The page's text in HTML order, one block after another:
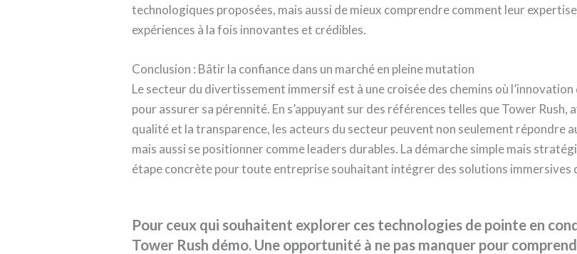
technologiques proposées, mais aussi de mieux comprendre comment leur
expériences à la fois innovantes et crédibles.
Conclusion : Bâtir la confiance dans un marché en pleine mutation
Le secteur du divertissement immersif est à une croisée des chemins où
pour assurer sa pérennité. En s’appuyant sur des références telles que Tower Rush,
qualité et la transparence, les acteurs du secteur peuvent non seulement répondre
mais aussi se positionner comme leaders durables. La démarche simple mais
étape concrète pour toute entreprise souhaitant intégrer des solutions immersives
Pour ceux qui souhaitent explorer ces technologies de pointe en
Tower Rush démo. Une opportunité à ne pas manquer pour